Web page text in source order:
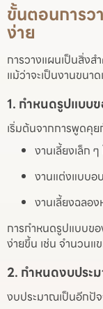
ขั้นตอนการว
ง่าย
การวางแผนเป็นสิ่ง
แม้ว่าจะเป็นงานขนา
1. กำหนดรูปแบบ
เริ่มต้นจากการพูดคุ
งานเลี้ยงเล็ก
งานแต่งแบบอ
งานเลี้ยงฉลอ
การกำหนดรูปแบบขอ
ง่ายขึ้น เช่น จำนวนแ
2. กำหนดงบประ
งบประมาณเป็นอีกปั